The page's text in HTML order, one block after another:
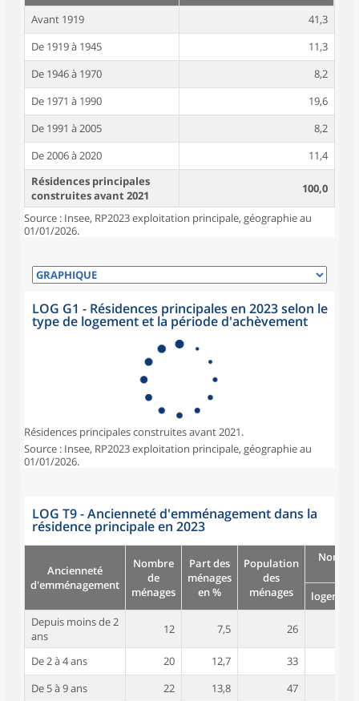
Avant 1919
41,3
De 1919 à 1945
11,3
De 1946 à 1970
8,2
De 1971 à 1990
19,6
De 1991 à 2005
8,2
De 2006 à 2020
11,4
Résidences principales
construites avant 2021
100,0
Source : Insee, RP2023 exploitation principale, géographie au
01/01/2026.
LOG G1 - Résidences principales en 2023 selon le
type de logement et la période d'achèvement
Résidences principales construites avant 2021.
Source : Insee, RP2023 exploitation principale, géographie au
01/01/2026.
LOG T9 - Ancienneté d'emménagement dans la
résidence principale en 2023
Ancienneté
d'emménagement
Nombre
de
ménages
Part des
ménages
en %
Population
des
ménages
logement
Depuis moins de 2
ans
12 7,5 26
De 2 à 4 ans 20 12,7 33
De 5 à 9 ans
22 13,8 47